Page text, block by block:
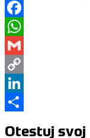
Facebook
WhatsApp
Gmail
Copy
Link
LinkedIn
Otestuj svoj